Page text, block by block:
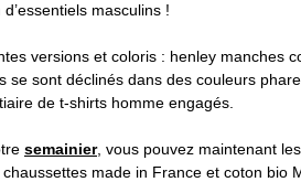
masculins !
versions et coloris : henley manches
sont déclinés dans des couleurs
de t-shirts homme engagés.
semainier, vous pouvez maintenant
made in France et coton bio